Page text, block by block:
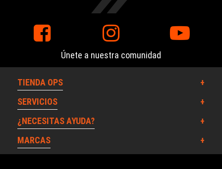
Únete a nuestra comunidad
TIENDA OPS
SERVICIOS
¿NECESITAS AYUDA?
MARCAS